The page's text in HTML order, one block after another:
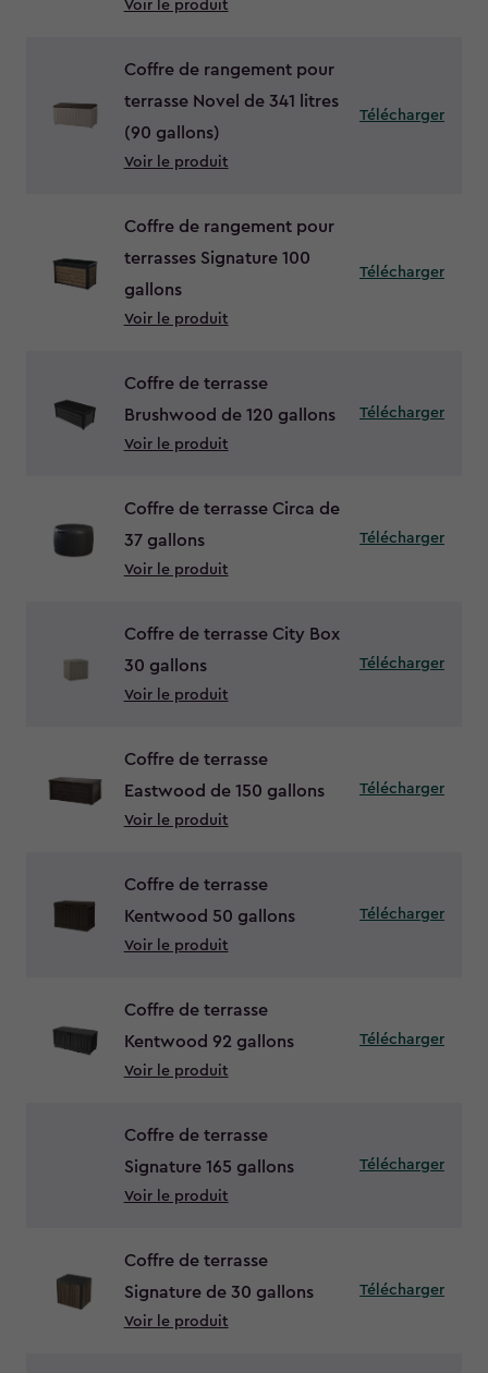
Voir le produit
Coffre de rangement pour
terrasse Novel de 341 litres
(90 gallons)
Voir le produit
Télécharger
Coffre de rangement pour
terrasses Signature 100
gallons
Voir le produit
Télécharger
Coffre de terrasse
Brushwood de 120 gallons
Voir le produit
Télécharger
Coffre de terrasse Circa de
37 gallons
Voir le produit
Télécharger
Coffre de terrasse City Box
30 gallons
Voir le produit
Télécharger
Coffre de terrasse
Eastwood de 150 gallons
Voir le produit
Télécharger
Coffre de terrasse
Kentwood 50 gallons
Voir le produit
Télécharger
Coffre de terrasse
Kentwood 92 gallons
Voir le produit
Télécharger
Coffre de terrasse
Signature 165 gallons
Voir le produit
Télécharger
Coffre de terrasse
Signature de 30 gallons
Voir le produit
Télécharger